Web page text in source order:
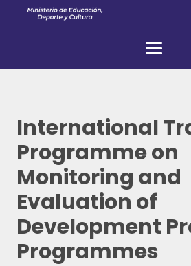
International
Programme on
Monitoring and
Evaluation of
Development
Programmes